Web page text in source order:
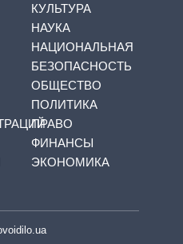
КУЛЬТУРА
НАУКА
НАЦИОНАЛЬНАЯ
БЕЗОПАСНОСТЬ
ОБЩЕСТВО
ПОЛИТИКА
ПРАВО
ФИНАНСЫ
ЭКОНОМИКА